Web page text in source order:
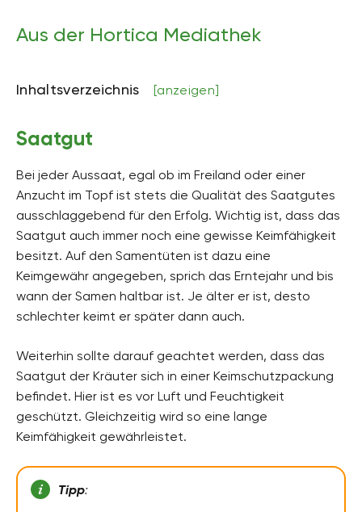
Aus der Hortica Mediathek
Inhaltsverzeichnis [anzeigen]
Saatgut
Bei jeder Aussaat, egal ob im Freiland oder einer
Anzucht im Topf ist stets die Qualität des Saatgutes
ausschlaggebend für den Erfolg. Wichtig ist, dass das
Saatgut auch immer noch eine gewisse Keimfähigkeit
besitzt. Auf den Samentüten ist dazu eine
Keimgewähr angegeben, sprich das Erntejahr und bis
wann der Samen haltbar ist. Je älter er ist, desto
schlechter keimt er später dann auch.
Weiterhin sollte darauf geachtet werden, dass das
Saatgut der Kräuter sich in einer Keimschutzpackung
befindet. Hier ist es vor Luft und Feuchtigkeit
geschützt. Gleichzeitig wird so eine lange
Keimfähigkeit gewährleistet.
Tipp: